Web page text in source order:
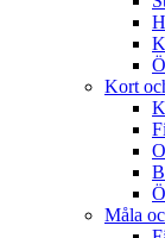
Kort
Måla